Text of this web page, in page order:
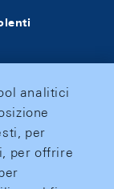
analitici
per
per offrire